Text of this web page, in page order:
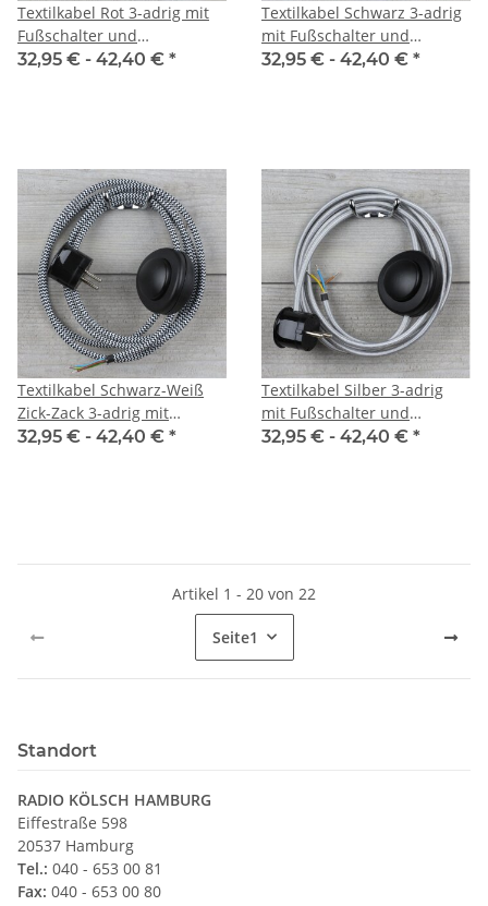
Textilkabel Rot 3-adrig mit
Fußschalter und
Schutzkontakt-Stecker
32,95 € - 42,40 € *
Textilkabel Schwarz 3-adrig
mit Fußschalter und
Schutzkontakt-Stecker
32,95 € - 42,40 € *
Textilkabel Schwarz-Weiß
Zick-Zack 3-adrig mit
Fußschalter und
32,95 € - 42,40 € *
Textilkabel Silber 3-adrig
mit Fußschalter und
Schutzkontakt-Stecker
32,95 € - 42,40 € *
Artikel 1 - 20 von 22
Seite1
Standort
RADIO KÖLSCH HAMBURG
Eiffestraße 598
20537 Hamburg
Tel.: 040 - 653 00 81
Fax: 040 - 653 00 80